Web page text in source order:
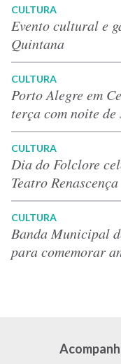
CULTURA
Evento cultural e
Quintana
CULTURA
Porto Alegre em
terça com noite de
CULTURA
Dia do Folclore
Teatro Renascença
CULTURA
Banda Municipal
para comemorar